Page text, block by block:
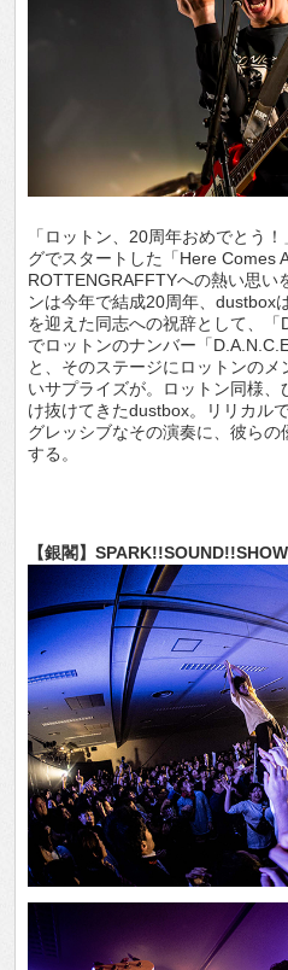
「ロットン、20周年おめでとう
グでスタートした「Here Comes
ROTTENGRAFFTYへの熱い思い
ンは今年で結成20周年、dustbox
を迎えた同志への祝辞として、
でロットンのナンバー「
と、そのステージにロットンの
いサプライズが。ロットン同様
け抜けてきたdustbox。リリカル
グレッシブなその演奏に、彼ら
する。
【銀閣】